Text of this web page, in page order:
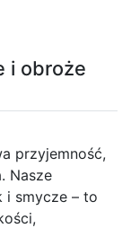
i obroże
przyjemność,
Nasze
i smycze – to